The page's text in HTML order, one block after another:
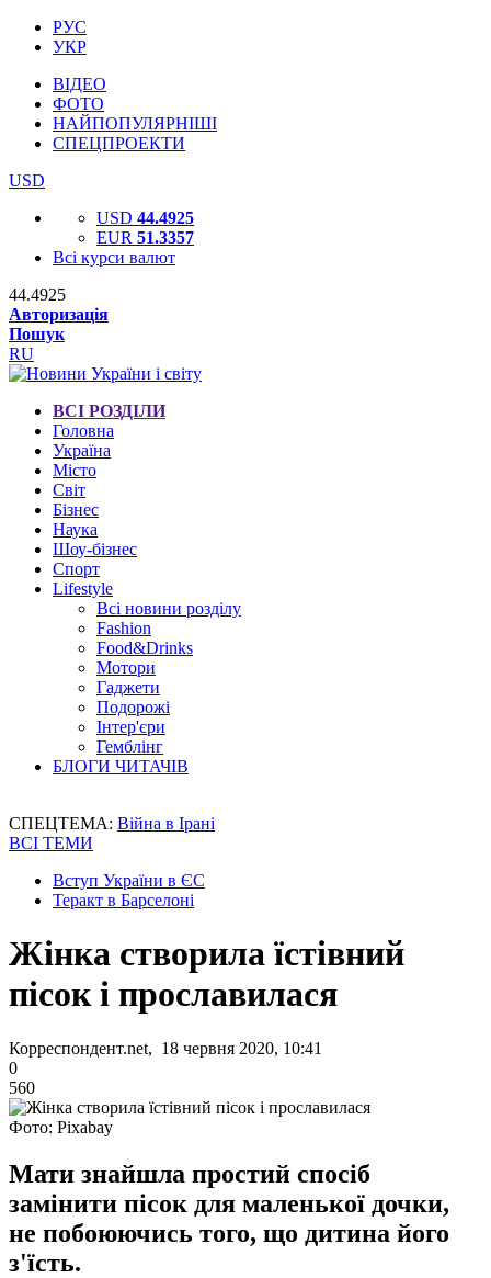
РУС
УКР
ВІДЕО
ФОТО
НАЙПОПУЛЯРНІШІ
СПЕЦПРОЕКТИ
USD
USD 44.4925
EUR 51.3357
Всі курси валют
44.4925
Авторизація
Пошук
RU
ВСІ РОЗДІЛИ
Головна
Україна
Місто
Світ
Бізнес
Наука
Шоу-бізнес
Спорт
Lifestyle
Всі новини розділу
Fashion
Food&Drinks
Мотори
Гаджети
Подорожі
Інтер'єри
Гемблінг
БЛОГИ ЧИТАЧІВ
СПЕЦТЕМА: Війна в Ірані
ВСІ ТЕМИ
Вступ України в ЄС
Теракт в Барселоні
Жінка створила їстівний
пісок і прославилася
Корреспондент.net, 18 червня 2020, 10:41
0
560
Фото: Pixabay
Мати знайшла простий спосіб
замінити пісок для маленької дочки,
не побоюючись того, що дитина його
з'їсть.